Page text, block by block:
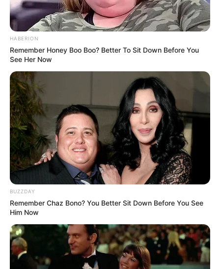
Wäre es nicht besser, wenn sich die Präsidenten und
Generäle mit Knüppeln gegenseitig erschlagen würden,
statt mit ihren Herdenarmeen so viele andere Menschen
zu ermorden?
weitere Kalauer
Quermania folgen: Impressum & Kontakt
Smartphone Startseite
Suchen:
HABERION
Remember Honey Boo Boo? Better To Sit Down Before You
See Her Now
BUZZDAY
Remember Chaz Bono? You Better Sit Down Before You See
Him Now